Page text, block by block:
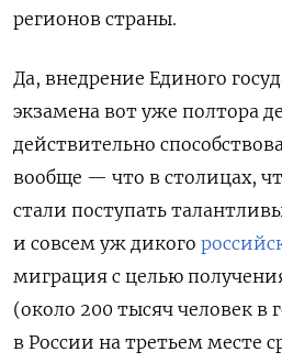
регионов страны.
Да, внедрение Единого
экзамена вот уже полтора
действительно
вообще — что в столицах,
стали поступать
и совсем уж дикого
миграция с целью
(около 200 тысяч человек в
в России на третьем месте